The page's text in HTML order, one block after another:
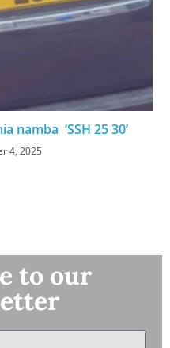
namba ‘SSH 25 30’
4, 2025
to our